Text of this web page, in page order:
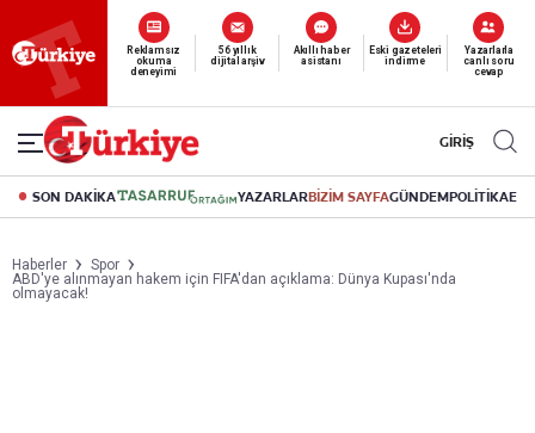
Yeni nesil dijital
abonelik 19 TL’den başlayan fiyatlarla.
GİRİŞ
SON DAKİKA YAZARLARBİZİM SAYFAGÜNDEMPOLİTİKA
Haberler
Spor
ABD'ye alınmayan hakem için FIFA'dan açıklama: Dünya Kupası'nda
olmayacak!